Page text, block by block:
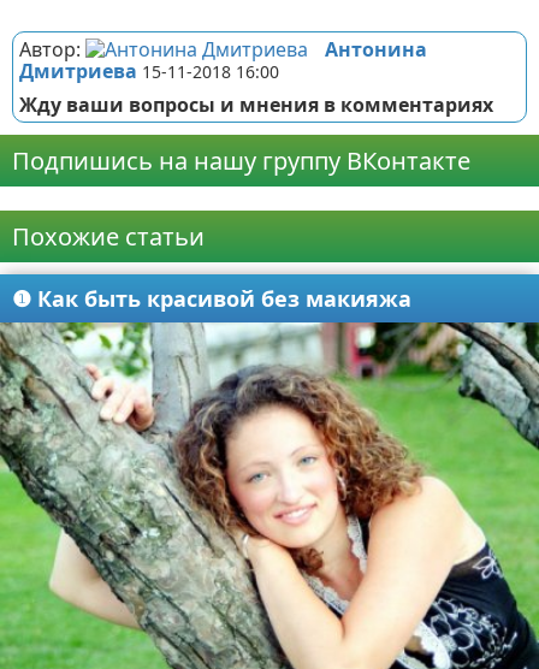
Автор:
Антонина
Дмитриева 15-11-2018 16:00
Жду ваши вопросы и мнения в комментариях
Подпишись на нашу группу ВКонтакте
Похожие статьи
❶ Как быть красивой без макияжа